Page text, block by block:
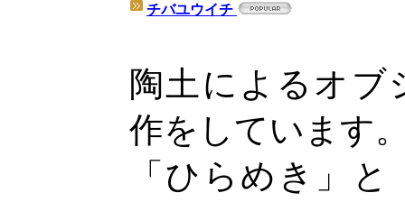
チバユウイチ
陶土によるオブ
作をしています
「ひらめき」